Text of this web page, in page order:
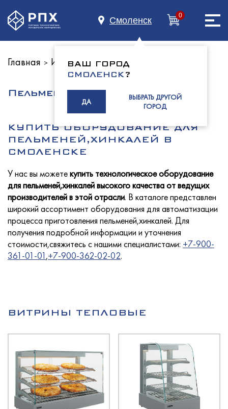
Смоленск
ВАШ ГОРОД
СМОЛЕНСК?
ДА
ВЫБРАТЬ ДРУГОЙ
ГОРОД
0
Главная
О нас
Каталог
Индустриям
Для покупателей
Главная > Индустриям>Фастфуд,общепит
Пельмени и хинкали
КУПИТЬ ОБОРУДОВАНИЕ ДЛЯ
ПЕЛЬМЕНЕЙ,ХИНКАЛЕЙ В
СМОЛЕНСКЕ
У нас вы можетекупить технологическое оборудование
для пельменей,хинкалей высокого качества от ведущих
производителей в этой отрасли. В каталоге представлен
широкий ассортимент оборудования для автоматизации
процесса приготовления пельменей,хинкалей. Для
получения подробной информации и уточнения
стоимости,свяжитесь с нашими специалистами: +7-900-
361-01-01,+7-900-362-02-02.
ВИТРИНЫ ТЕПЛОВЫЕ